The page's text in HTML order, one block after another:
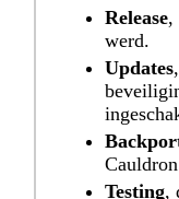
Release,
werd.
Updates
Testing,